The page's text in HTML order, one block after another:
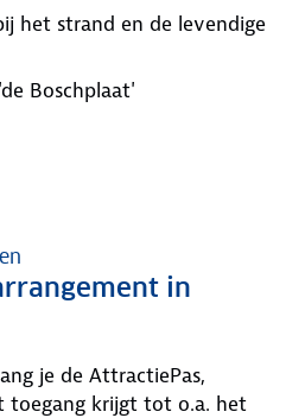
het strand en de levendige
Boschplaat'
in
je de AttractiePas,
toegang krijgt tot o.a. het